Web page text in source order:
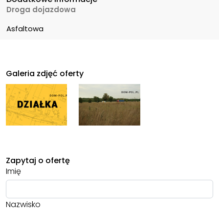
Droga dojazdowa
Asfaltowa
Galeria zdjęć oferty
Zapytaj o ofertę
Imię
Nazwisko